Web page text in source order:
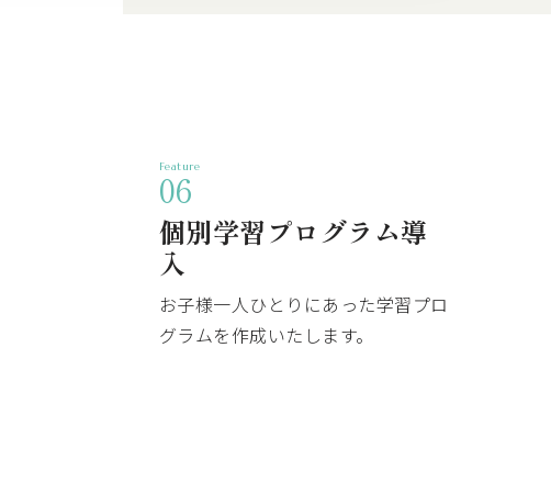
Feature
06
個別学習プログラム導
入
お子様一人ひとりにあった学習プロ
グラムを作成いたします。